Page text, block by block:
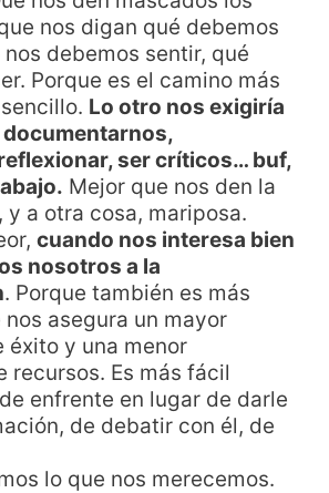
nos digan qué debemos
debemos sentir, qué
Porque es el camino más
Lo otro nos exigiría
ser críticos… buf,
Mejor que nos den la
a otra cosa, mariposa.
cuando nos interesa bien
nosotros a la
. Porque también es más
asegura un mayor
éxito y una menor
recursos. Es más fácil
enfrente en lugar de darle
de debatir con él, de
lo que nos merecemos.